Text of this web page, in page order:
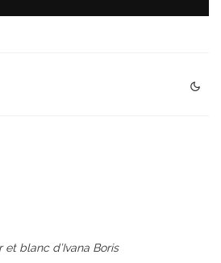
blanc d’Ivana Boris